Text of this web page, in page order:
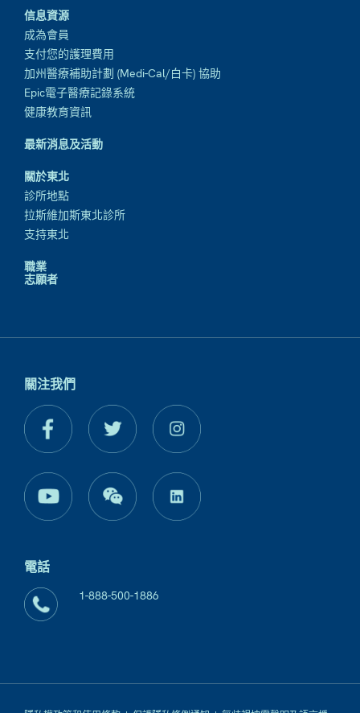
信息資源
成為會員
支付您的護理費用
加州醫療補助計劃 (Medi-Cal/白卡) 協助
Epic電子醫療記錄系統
健康教育資訊
最新消息及活動
關於東北
診所地點
拉斯維加斯東北診所
支持東北
職業
志願者
關注我們
電話
1-888-500-1886